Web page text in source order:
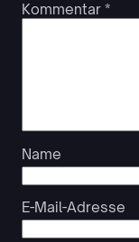
Kommentar *
Name
E-Mail-Adresse